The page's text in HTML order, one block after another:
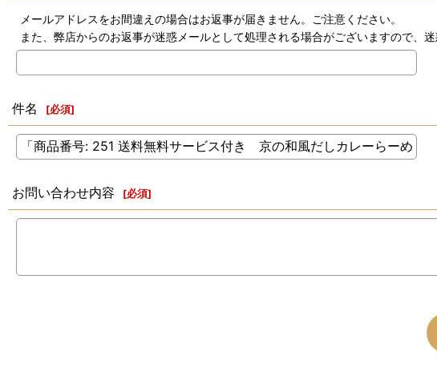
メールアドレスをお間違えの場合はお返事が届きません。ご注意ください。
また、弊店からのお返事が迷惑メールとして処理される場合がございますので、
件名 [必須]
お問い合わせ内容 [必須]